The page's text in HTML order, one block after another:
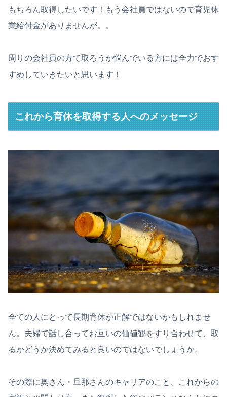
もちろん取得したいです！もう会社員ではないので育児休
業給付金がありませんが。。
周りの会社員の方で取ろうか悩んでいる方には全力でおす
すめしていきたいと思います！
これから育休を取得する人へのメッセージ
全ての人にとって長期育休が正解ではないかもしれませ
ん。夫婦で話し合ってお互いの価値観をすり合わせて、取
るかどうか決めてみると良いのではないでしょうか。
その際に奥さん・旦那さんのキャリアのこと、これからの